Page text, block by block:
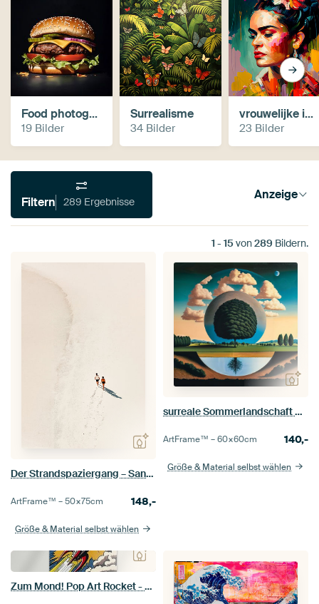
Food photography
19 Bilder
Surrealisme
34 Bilder
vrouwelijke iconen
23 Bilder
Filtern 289 Ergebnisse Anzeige
1 - 15von289 Bildern.
Der Strandspaziergang – Sanfte beige Landschaft mit zwei Spaziergängern
ArtFrame™ –50×75cm 148,-
Größe & Material selbst wählen
surreale Sommerlandschaft mit Bäumen und Wolken
ArtFrame™ –60×60cm 140,-
Größe & Material selbst wählen
Zum Mond! Pop Art Rocket - Vintage-Poster nach Roy Lichtenstein